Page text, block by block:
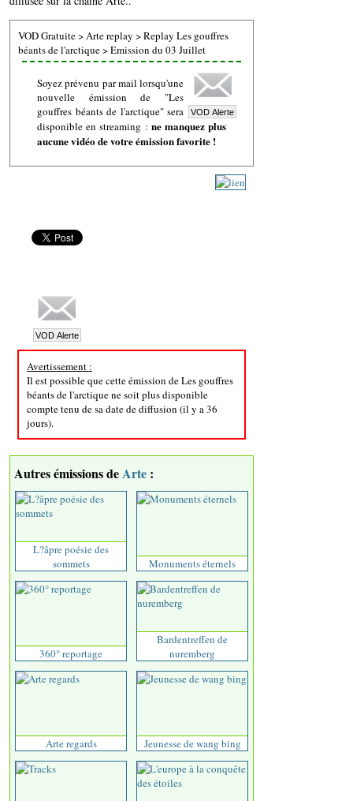
VOD Gratuite>Arte replay >Replay Les gouffres
béants de l'arctique>Emission du 03 Juillet
Soyez prévenu par mail lorsqu'une
nouvelle émission de "Les
gouffres béants de l'arctique" sera
disponible en streaming : ne manquez plus
aucune vidéo de votre émission favorite !
Avertissement :
Il est possible que cette émission de Les gouffres
béants de l'arctique ne soit plus disponible
compte tenu de sa date de diffusion (il y a 36
jours).
Autres émissions deArte :
L?âpre poésie des
sommets
Monuments éternels
360° reportage
Bardentreffen de
nuremberg
Arte regards Jeunesse de wang bing